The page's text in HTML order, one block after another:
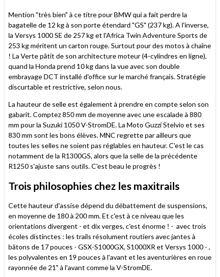
Mention "très bien" à ce titre pour BMW qui a fait perdre la
bagatelle de 12 kg à son porte étendard "GS" (237 kg). A l'inverse,
la Versys 1000 SE de 257 kg et l'Africa Twin Adventure Sports de
253 kg méritent un carton rouge. Surtout pour des motos à chaîne
! La Verte pâtit de son architecture moteur (4-cylindres en ligne),
quand la Honda prend 10 kg dans la vue avec son double
embrayage DCT installé d'office sur le marché français. Stratégie
discurtable et restrictive, selon nous.
La hauteur de selle est également à prendre en compte selon son
gabarit. Comptez 850 mm de moyenne avec une escalade à 880
mm pour la Suzuki 1050 V-StromDE.La Moto Guzzi Stelvio et ses
830 mm sont les bons élèves. MNC regrette par ailleurs que
toutes les selles ne soient pas réglables en hauteur. C'est le cas
notamment de la R1300GS, alors que la selle de la précédente
R1250 s'ajuste sans outils. C'est beau le progrès !
Trois philosophies chez les maxitrails
Cette hauteur d'assise dépend du débattement de suspensions,
en moyenne de 180 à 200 mm. Et c'est à ce niveau que les
orientations divergent - et dix verges, c'est énorme ! - avec trois
écoles distinctes : les trails résolument routiers avec jantes à
bâtons de 17 pouces - GSX-S1000GX, S1000XR et Versys 1000 - ,
les polyvalentes en 19 pouces à l'avant et les aventurières en roue
rayonnée de 21" à l'avant comme la V-StromDE.